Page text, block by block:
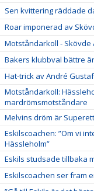
Sen kvittering räddade
Roar imponerad av
Motståndarkoll -
Bakers klubbval bättre
Hat-trick av André
Motståndarkoll:
mardrömsmotståndare
Melvins dröm är
Eskilscoachen: ”Om vi
Hässleholm”
Eskils studsade tillbaka
Eskilscoachen ser fram